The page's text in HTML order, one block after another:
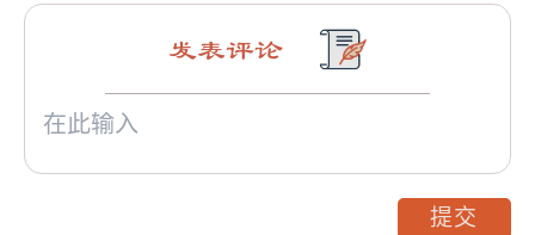
发表评论
提交